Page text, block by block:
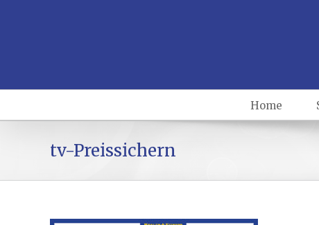
Home
tv-Preissichern